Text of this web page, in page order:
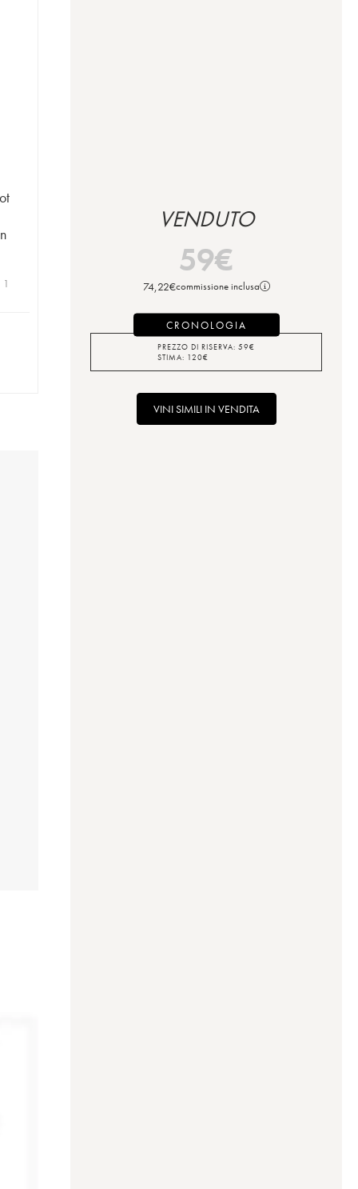
VENDUTO
59€
74,22€commissione inclusa
CRONOLOGIA
PREZZO DI RISERVA: 59€
STIMA: 120€
VINI SIMILI IN VENDITA